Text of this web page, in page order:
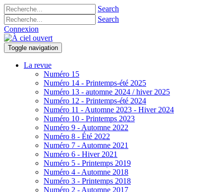
Search
Search
Connexion
Toggle navigation
La revue
Numéro 15
Numéro 14 - Printemps-été 2025
Numéro 13 - automne 2024 / hiver 2025
Numéro 12 - Printemps-été 2024
Numéro 11 - Automne 2023 - Hiver 2024
Numéro 10 - Printemps 2023
Numéro 9 - Automne 2022
Numéro 8 - Été 2022
Numéro 7 - Automne 2021
Numéro 6 - Hiver 2021
Numéro 5 - Printemps 2019
Numéro 4 - Automne 2018
Numéro 3 - Printemps 2018
Numéro 2 - Automne 2017